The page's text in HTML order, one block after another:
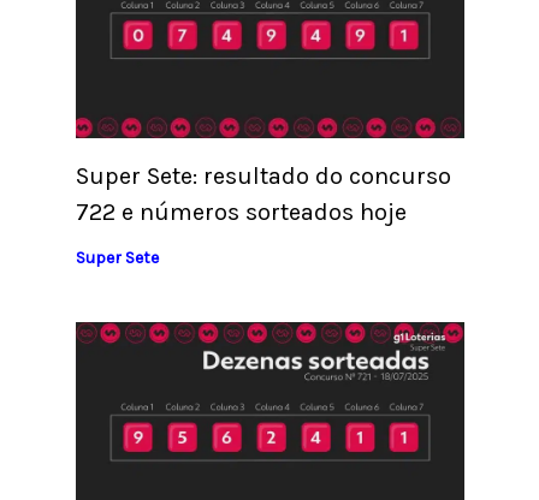
Super Sete: resultado do concurso
722 e números sorteados hoje
Super Sete